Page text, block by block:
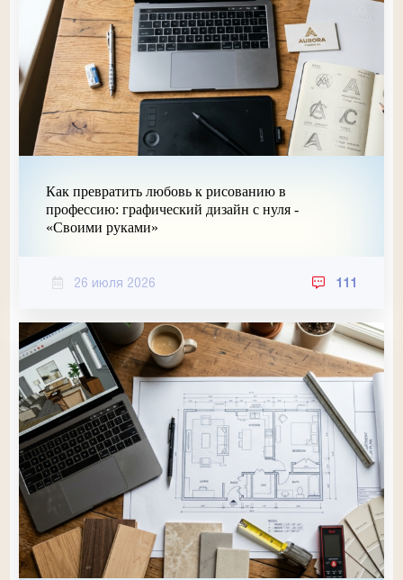
Как превратить любовь к рисованию в
профессию: графический дизайн с нуля -
«Своими руками»
26 июля 2026 111